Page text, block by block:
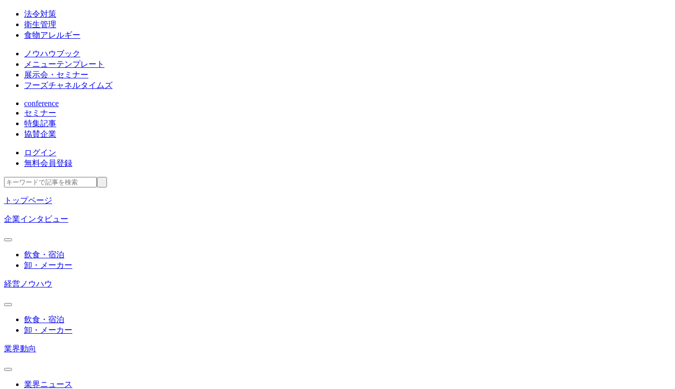
法令対策
衛生管理
食物アレルギー
ノウハウブック
メニューテンプレート
展示会・セミナー
フーズチャネルタイムズ
conference
セミナー
特集記事
協賛企業
ログイン
無料会員登録
トップページ
企業インタビュー
飲食・宿泊
卸・メーカー
経営ノウハウ
飲食・宿泊
卸・メーカー
業界動向
業界ニュース